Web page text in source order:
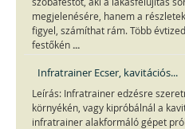
megjelenésére, hanem a
figyel, számíthat rám. Több
festőkén ...
Infratrainer Ecser, kavitációs...
Leírás: Infratrainer edzésre
környékén, vagy kipróbálnál a
infratrainer alakformáló gépet